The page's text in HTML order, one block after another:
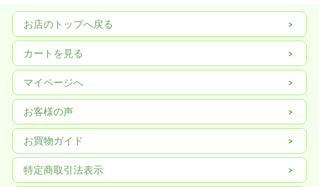
お店のトップへ戻る
カートを見る
マイページへ
お客様の声
お買物ガイド
特定商取引法表示